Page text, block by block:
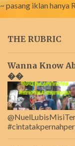
~ pasang iklan hanya
THE RUBRIC
Wanna Know
��